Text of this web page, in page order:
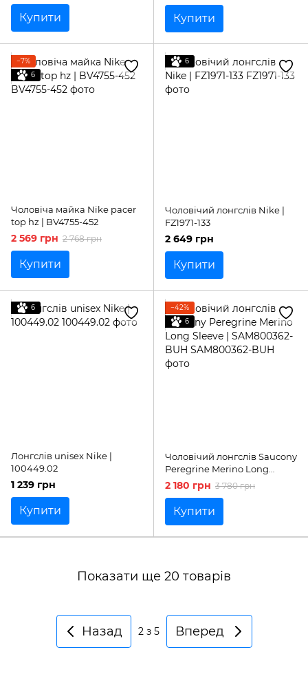
Купити Купити
−7%
6
Чоловіча майка Nike pacer
top hz | BV4755-452
2 569 грн 2 768 грн
Купити
6
Чоловічий лонгслів Nike |
FZ1971-133
2 649 грн
Купити
6
Лонгслів unisex Nike |
100449.02
1 239 грн
Купити
−42%
6
Чоловічий лонгслів Saucony
Peregrine Merino Long
Sleeve | SAM800362-BUH
2 180 грн 3 780 грн
Купити
Показати ще 20 товарів
Назад 2з 5 Вперед